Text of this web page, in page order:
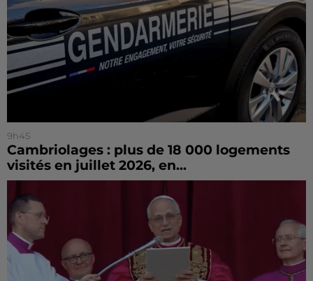
9h45
Cambriolages : plus de 18 000 logements
visités en juillet 2026, en...